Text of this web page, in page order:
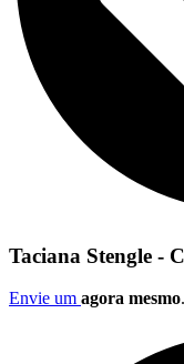
Taciana Stengle -
Envie um agora mesmo.